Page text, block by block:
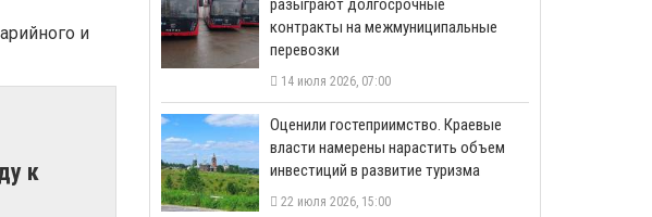
и
к
разыграют долгосрочные
контракты на межмуниципальные
перевозки
14 июля 2026, 07:00
Оценили гостеприимство. Краевые
власти намерены нарастить объем
инвестиций в развитие туризма
22 июля 2026, 15:00